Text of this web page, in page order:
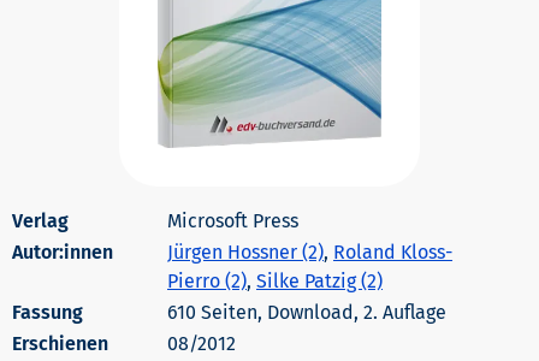
Microsoft Press
Autor:innen
Jürgen Hossner (2), Roland Kloss-
Pierro (2), Silke Patzig (2)
610 Seiten, Download, 2. Auflage
Erschienen
08/2012